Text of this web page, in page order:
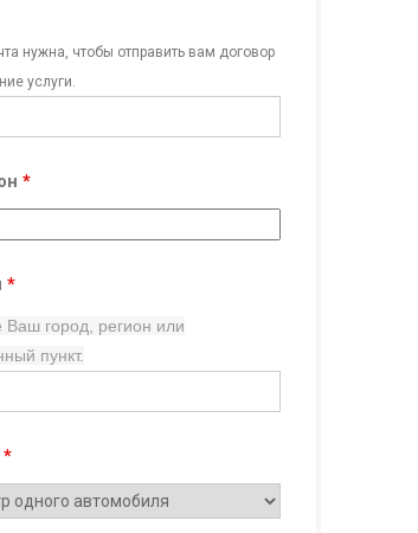
нужна, чтобы отправить вам договор
услуги.
*
*
Ваш город, регион или
пункт.
*